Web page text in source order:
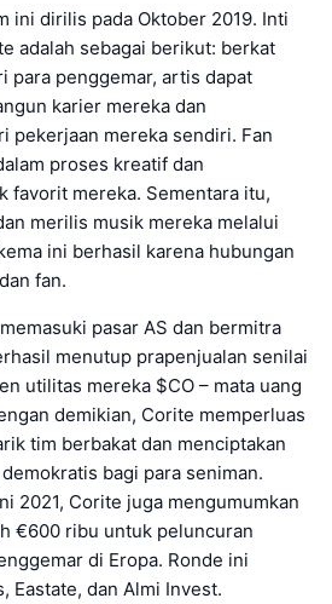
ini dirilis pada Oktober 2019. Inti
adalah sebagai berikut: berkat
para penggemar, artis dapat
karier mereka dan
pekerjaan mereka sendiri. Fan
proses kreatif dan
favorit mereka. Sementara itu,
merilis musik mereka melalui
ini berhasil karena hubungan
fan.
pasar AS dan bermitra
menutup prapenjualan senilai
utilitas mereka $CO – mata uang
demikian, Corite memperluas
tim berbakat dan menciptakan
bagi para seniman.
2021, Corite juga mengumumkan
€600 ribu untuk peluncuran
di Eropa. Ronde ini
Eastate, dan Almi Invest.